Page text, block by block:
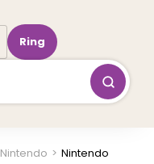
Ring
Nintendo > Nintendo